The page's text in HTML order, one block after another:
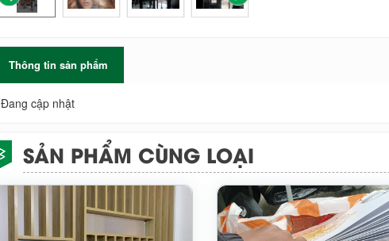
Thông tin sản phẩm
Đang cập nhật
SẢN PHẨM CÙNG LOẠI